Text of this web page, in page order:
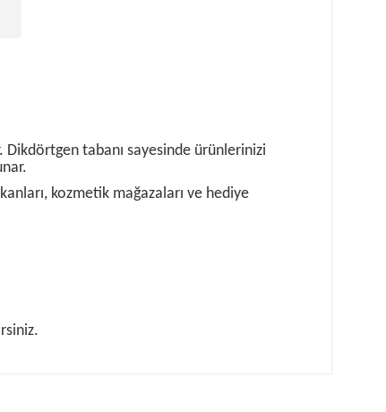
tabanı sayesinde ürünlerinizi
kozmetik mağazaları ve hediye